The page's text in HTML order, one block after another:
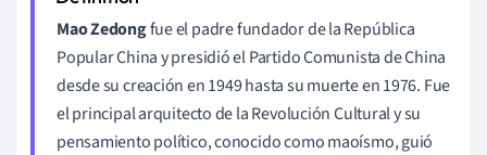
Mao Zedongfue el padre fundador de la República
Popular China y presidió el Partido Comunista de China
desde su creación en 1949 hasta su muerte en 1976. Fue
el principal arquitecto de la Revolución Cultural y su
pensamiento político, conocido como maoísmo, guió